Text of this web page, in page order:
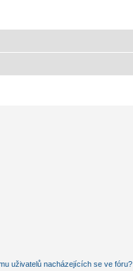
uživatelů nacházejících se ve fóru?